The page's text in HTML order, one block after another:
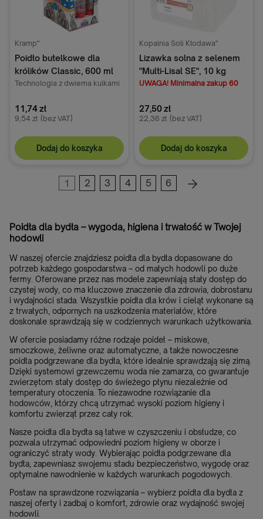
Kramp"
Poidło butelkowe dla
królików Classic, 600 ml
Technologia z dwiema kulkami
11,74 zł
9,54 zł (bez VAT)
Dodaj do koszyka
Kopalnia Soli Kłodawa"
Lizawka solna z selenem
"Multi-Lisal SE", 10 kg
UWAGA! Minimalna zakup 60
27,50 zł
22,36 zł (bez VAT)
Dodaj do koszyka
1 2 3 4 5 6
Poidła dla bydła – wygoda, higiena i trwałość w Twojej
hodowli
W naszej ofercie znajdziesz poidła dla bydła dopasowane do
potrzeb każdego gospodarstwa – od małych hodowli po duże
fermy. Oferowane przez nas modele zapewniają stały dostęp do
czystej wody, co ma kluczowe znaczenie dla zdrowia, dobrostanu
i wydajności stada. Wszystkie poidła dla krów i cieląt wykonane są
z trwałych, odpornych na uszkodzenia materiałów, które
doskonale sprawdzają się w codziennych warunkach użytkowania.
W ofercie posiadamy różne rodzaje poideł – miskowe,
smoczkowe, żeliwne oraz automatyczne, a także nowoczesne
poidła podgrzewane dla bydła, które idealnie sprawdzają się zimą.
Dzięki systemowi grzewczemu woda nie zamarza, co gwarantuje
zwierzętom stały dostęp do świeżego płynu niezależnie od
temperatury otoczenia. To niezawodne rozwiązanie dla
hodowców, którzy chcą utrzymać wysoki poziom higieny i
komfortu zwierząt przez cały rok.
Nasze poidła dla bydła są łatwe w czyszczeniu i obsłudze, co
pozwala utrzymać odpowiedni poziom higieny w oborze i
ograniczyć straty wody. Wybierając poidła podgrzewane dla
bydła, zapewniasz swojemu stadu bezpieczeństwo, wygodę oraz
optymalne nawodnienie w każdych warunkach pogodowych.
Postaw na sprawdzone rozwiązania – wybierz poidła dla bydła z
naszej oferty i zadbaj o komfort, zdrowie oraz wydajność swojej
hodowli.